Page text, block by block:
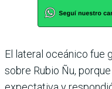
El lateral oceánico fue
sobre Rubio Ñu,